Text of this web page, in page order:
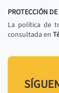
PROTECCIÓN
La política de
consultada en